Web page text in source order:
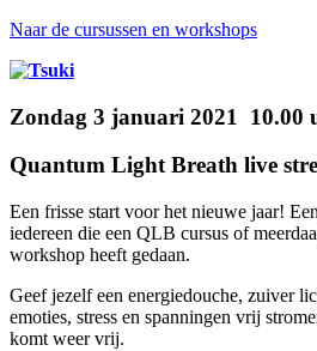
Naar de cursussen en workshops
Zondag 3 januari 2021 10.00
Quantum Light Breath live
Een frisse start voor het nieuwe jaar!
iedereen die een QLB cursus of
workshop heeft gedaan.
Geef jezelf een energiedouche, zuiver
emoties, stress en spanningen vrij
komt weer vrij.